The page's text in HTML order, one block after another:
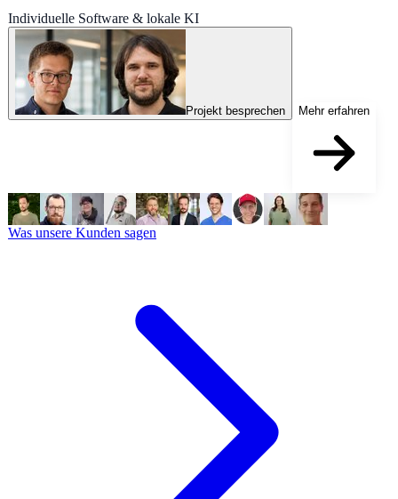
Individuelle Software & lokale KI
Projekt besprechen Mehr erfahren
Was unsere Kunden sagen